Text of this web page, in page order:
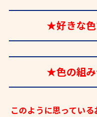
★好きな色
★色の組み
このように思ってい